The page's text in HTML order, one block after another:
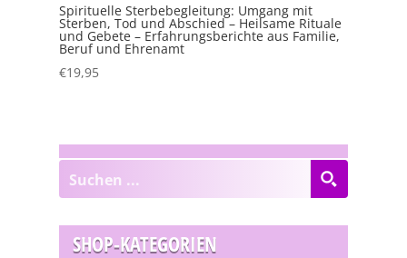
Spirituelle Sterbebegleitung: Umgang mit
Sterben, Tod und Abschied – Heilsame Rituale
und Gebete – Erfahrungsberichte aus Familie,
Beruf und Ehrenamt
€19,95
SHOP-KATEGORIEN